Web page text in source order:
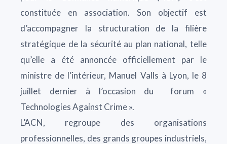
constituée en association. Son objectif est
d’accompagner la structuration de la filière
stratégique de la sécurité au plan national, telle
qu’elle a été annoncée officiellement par le
ministre de l’intérieur, Manuel Valls à Lyon, le 8
juillet dernier à l’occasion du forum «
Technologies Against Crime ».
L’ACN, regroupe des organisations
professionnelles, des grands groupes industriels,